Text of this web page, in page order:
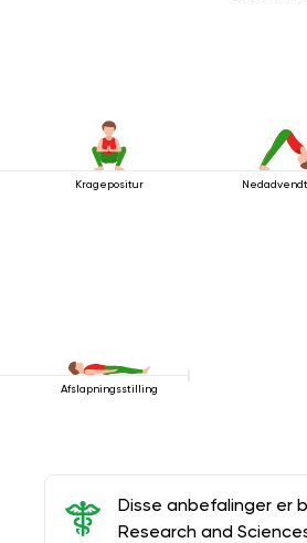
Kragepositur
Afslapningsstilling
Disse anbefalinger er
Research and